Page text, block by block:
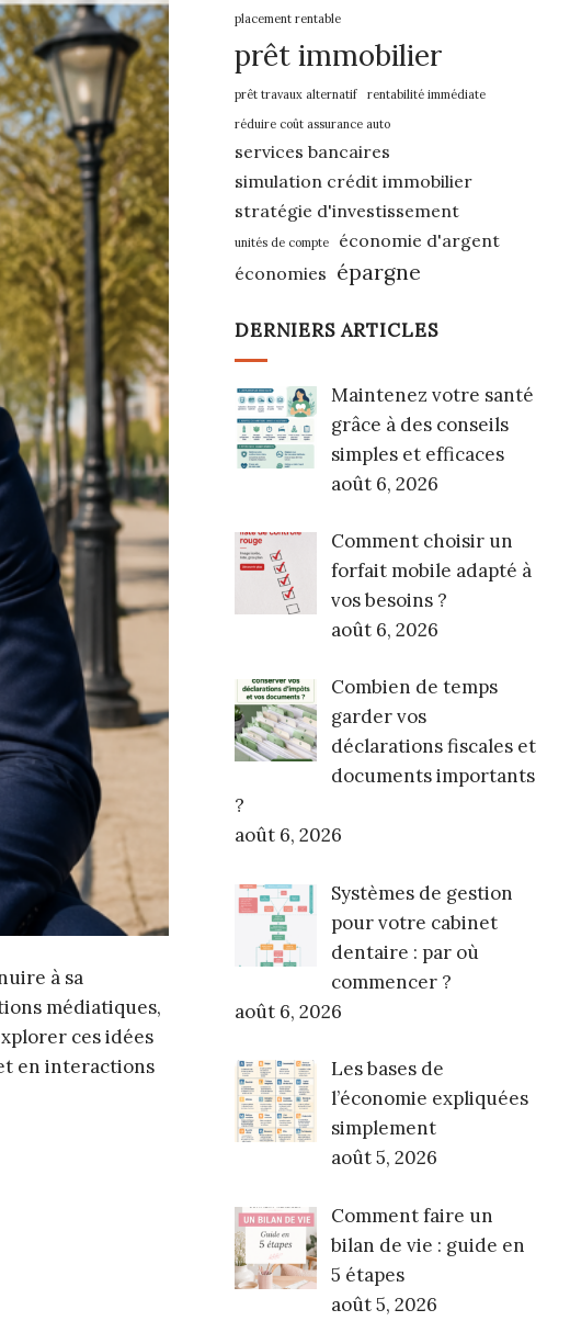
à sa
médiatiques,
ces idées
en interactions
placement rentable
prêt immobilier
prêt travaux alternatif
rentabilité immédiate
réduire coût assurance auto
services bancaires
simulation crédit immobilier
stratégie d'investissement
unités de compte
économie d'argent
économies épargne
DERNIERS ARTICLES
Maintenez votre santé
grâce à des conseils
simples et efficaces
août 6, 2026
Comment choisir un
forfait mobile adapté à
vos besoins ?
août 6, 2026
Combien de temps
garder vos
déclarations fiscales et
documents importants
?
août 6, 2026
Systèmes de gestion
pour votre cabinet
dentaire : par où
commencer ?
août 6, 2026
Les bases de
l’économie expliquées
simplement
août 5, 2026
Comment faire un
bilan de vie : guide en
5 étapes
août 5, 2026